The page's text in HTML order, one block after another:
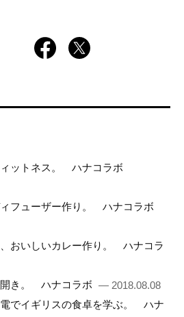
ットネス。 ハナコラボ
フューザー作り。 ハナコラボ
おいしいカレー作り。 ハナコラ
き。 ハナコラボ — 2018.08.08
でイギリスの食卓を学ぶ。 ハナ